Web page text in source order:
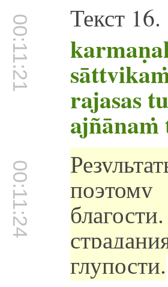
00:11:21 Текст 16.
rajasas
ajñānaṁ
00:11:24
глупости.